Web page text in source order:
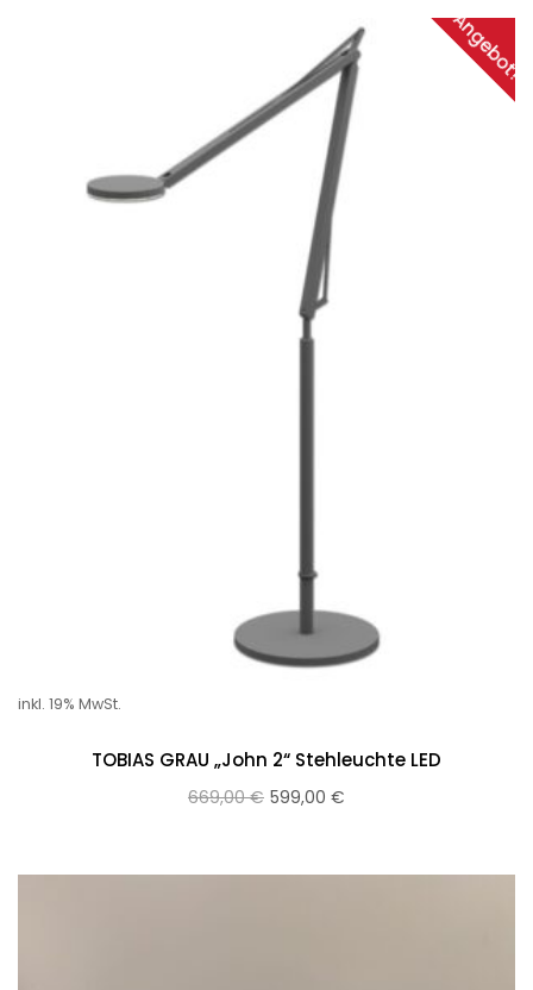
Angebot!
inkl. 19% MwSt.
TOBIAS GRAU „John 2“ Stehleuchte LED
669,00€ 599,00 €